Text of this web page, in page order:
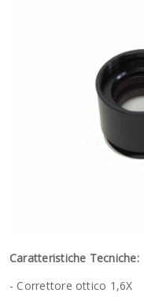
Caratteristiche Tecniche:
- Correttore ottico 1,6X